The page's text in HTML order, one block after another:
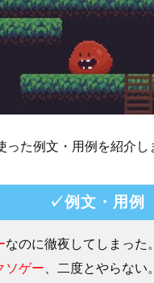
った例文・用例を紹介し
✓例文・用例
なのに徹夜してしまった。
ソゲー、二度とやらない。